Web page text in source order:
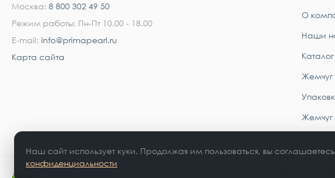
Москва: 8 800 302 49 50
Режим работы: Пн-Пт 10.00 - 18.00
E-mail: info@primapearl.ru
Карта сайта
О
Наши
Жемчуг
Жемчуг
Наш сайт использует куки. Продолжая им пользоваться, вы
конфиденциальности